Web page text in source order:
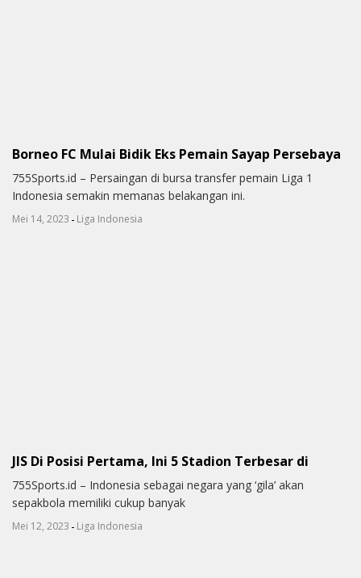
Borneo FC Mulai Bidik Eks Pemain Sayap Persebaya
755Sports.id – Persaingan di bursa transfer pemain Liga 1
Indonesia semakin memanas belakangan ini.
Mei 14, 2023 - Liga Indonesia
JIS Di Posisi Pertama, Ini 5 Stadion Terbesar di
755Sports.id – Indonesia sebagai negara yang ‘gila’ akan
sepakbola memiliki cukup banyak
Mei 12, 2023 - Liga Indonesia